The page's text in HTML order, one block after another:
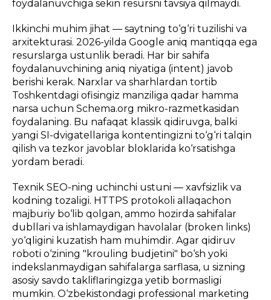
foydalanuvchiga sekin resursni tavsiya qilmaydi.
Ikkinchi muhim jihat — saytning to‘g‘ri tuzilishi va
arxitekturasi. 2026-yilda Google aniq mantiqqa ega
resurslarga ustunlik beradi. Har bir sahifa
foydalanuvchining aniq niyatiga (intent) javob
berishi kerak. Narxlar va sharhlardan tortib
Toshkentdagi ofisingiz manziliga qadar hamma
narsa uchun Schema.org mikro-razmetkasidan
foydalaning. Bu nafaqat klassik qidiruvga, balki
yangi SI-dvigatellariga kontentingizni to‘g‘ri talqin
qilish va tezkor javoblar bloklarida ko‘rsatishga
yordam beradi.
Texnik SEO-ning uchinchi ustuni — xavfsizlik va
kodning tozaligi. HTTPS protokoli allaqachon
majburiy bo‘lib qolgan, ammo hozirda sahifalar
dubllari va ishlamaydigan havolalar (broken links)
yo‘qligini kuzatish ham muhimdir. Agar qidiruv
roboti o‘zining "krouling budjetini" bo‘sh yoki
indekslanmaydigan sahifalarga sarflasa, u sizning
asosiy savdo takliflaringizga yetib bormasligi
mumkin. O‘zbekistondagi professional marketing